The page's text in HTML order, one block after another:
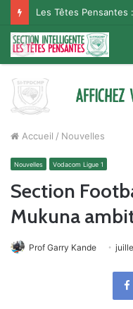
Accueil / Nouvelles
Nouvelles Vodacom Ligue 1
Section
Mukuna
Prof Garry Kande